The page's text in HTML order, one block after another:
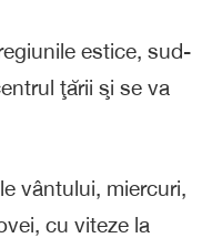
estice, sud-
ţării şi se va
vântului, miercuri,
cu viteze la